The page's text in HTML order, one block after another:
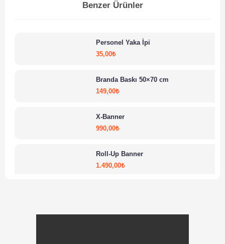
Benzer Ürünler
Personel Yaka İpi
35,00₺
Branda Baskı 50×70 cm
149,00₺
X-Banner
990,00₺
Roll-Up Banner
1.490,00₺
Folyo Baskı m²